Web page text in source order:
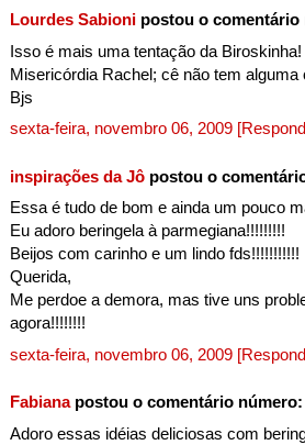
Lourdes Sabioni postou o comentário
Isso é mais uma tentação da
Misericórdia Rachel; cê não tem
Bjs
sexta-feira, novembro 06, 2009
inspirações da Jô postou o
Essa é tudo de bom e ainda um pouco
Eu adoro beringela à parmegiana!!!!!!!!!
Beijos com carinho e um lindo fds!!!!!!!!!!!
Querida,
Me perdoe a demora, mas tive uns
agora!!!!!!!!
sexta-feira, novembro 06, 2009
Fabianapostou o comentário número:
Adoro essas idéias deliciosas com